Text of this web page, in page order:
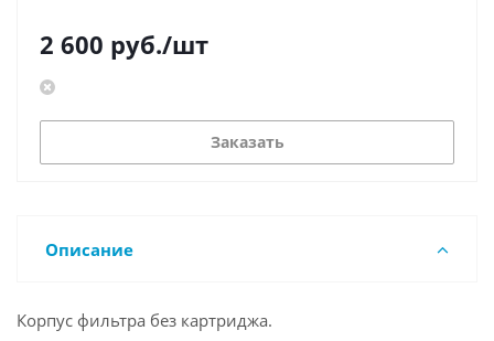
2 600 руб./шт
Заказать
Описание
Корпус фильтра без картриджа.